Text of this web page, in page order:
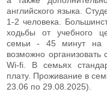
английского языка.
1-2 человека.
ходьбы от учебного
семьи - 45 минут на
возможно
Wi-fi. В семьях
плату. Проживание в
23.06 по 29.08.2025).